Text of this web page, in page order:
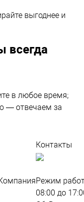
выгоднее и
всегда
в любое время;
— отвечаем за
Контакты
Режим
08:00 до